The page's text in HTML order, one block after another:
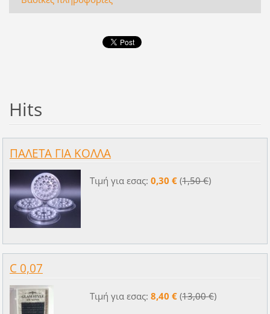
Hits
ΠΑΛΕΤΑ ΓΙΑ ΚΟΛΛΑ
Τιμή για εσας: 0,30 €(1,50 €)
C 0,07
Τιμή για εσας: 8,40 €(13,00 €)